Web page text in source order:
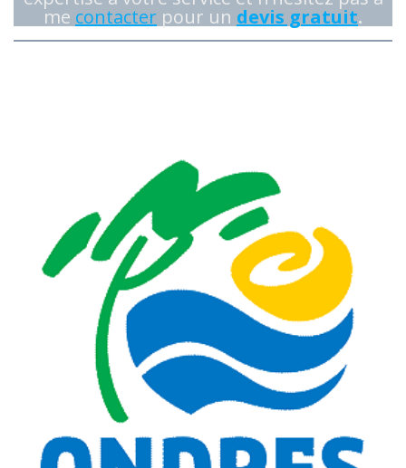
me contacter pour un devis gratuit.